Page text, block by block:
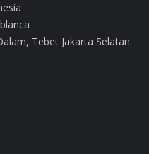
Tebet Jakarta Selatan